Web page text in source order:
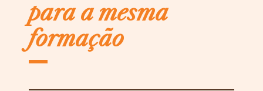
para a mesma
formação